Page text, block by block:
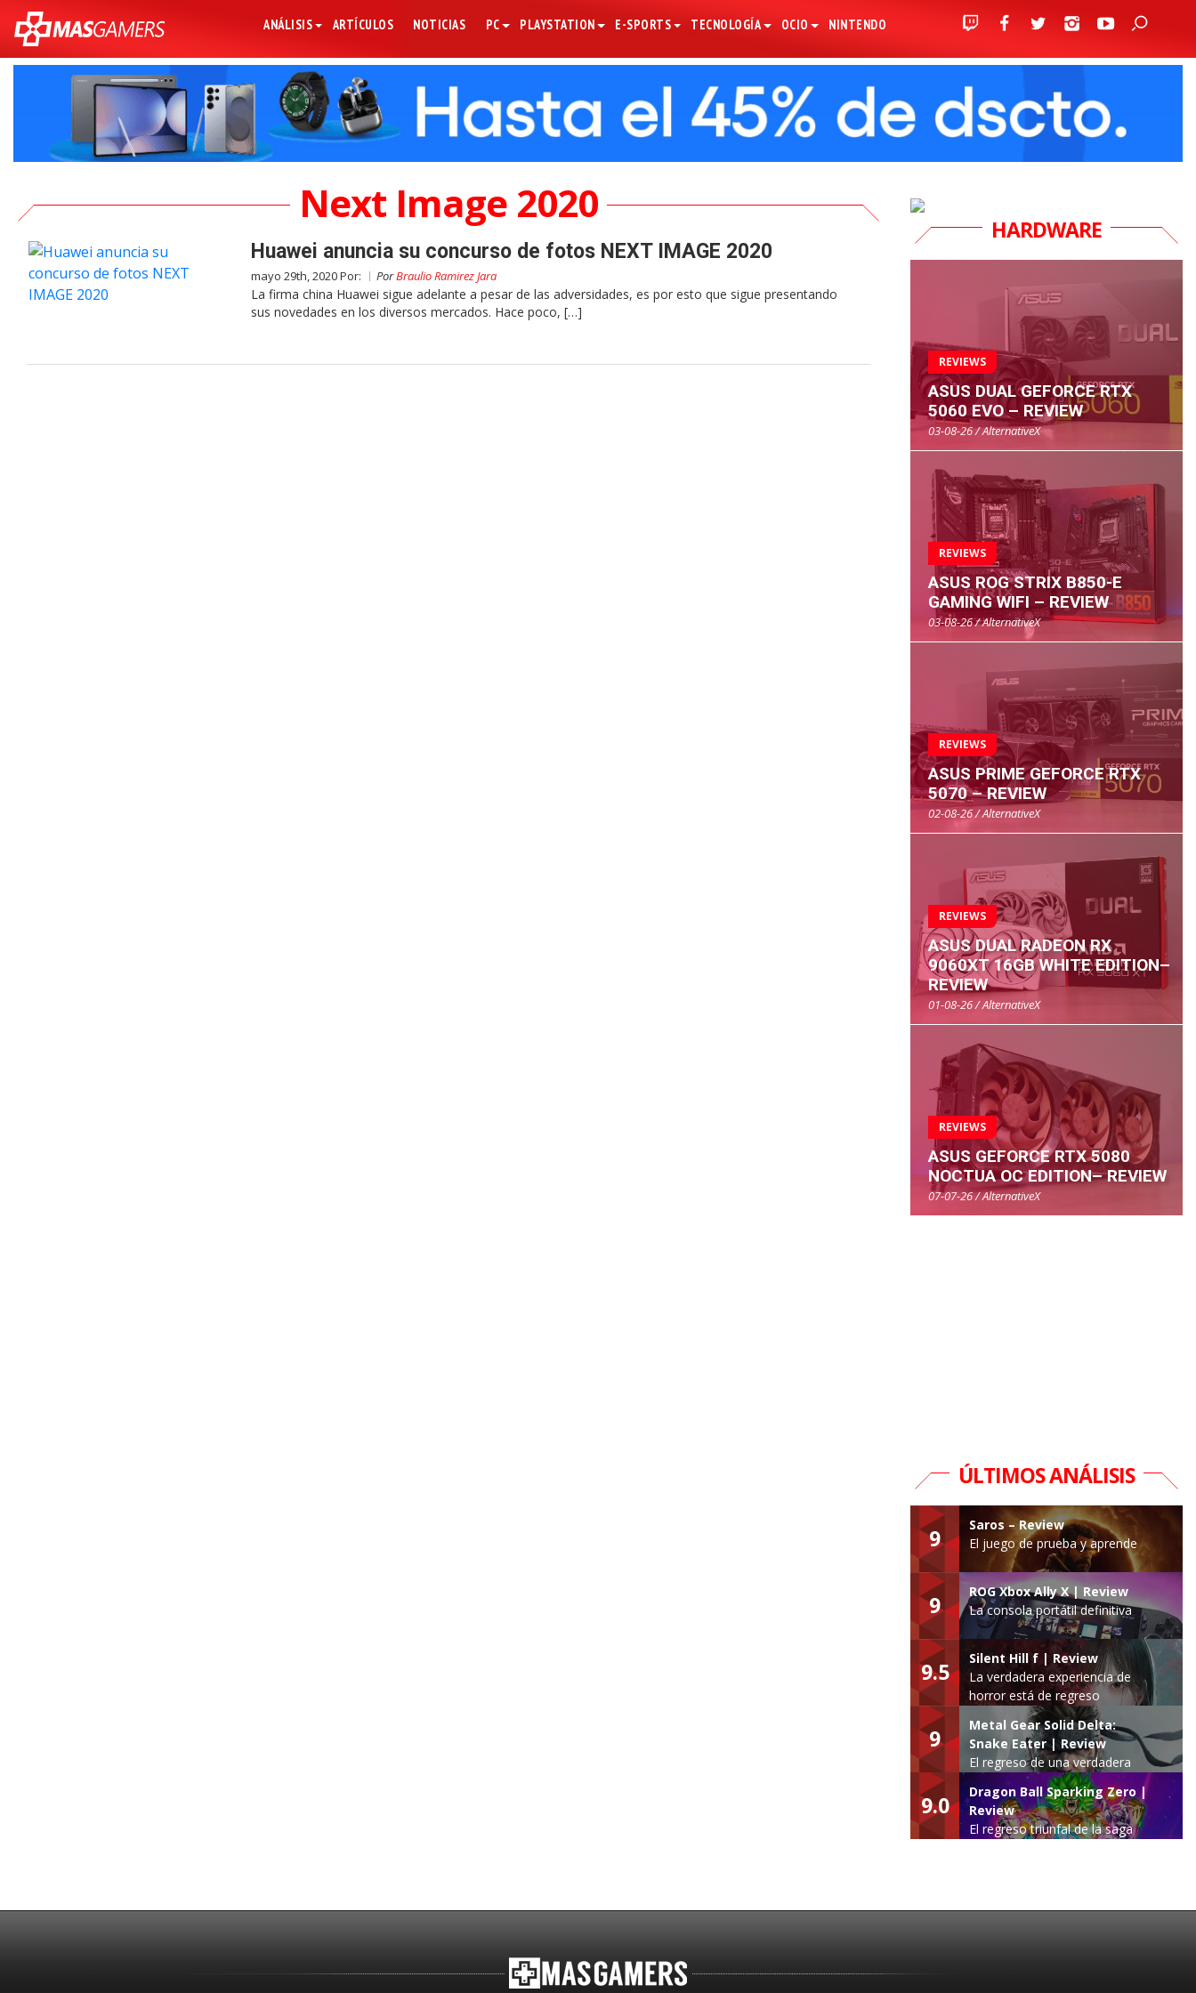
ANÁLISIS ARTÍCULOS NOTICIAS PC PLAYSTATION E-SPORTS TECNOLOGÍA OCIO NINTENDO
Next Image 2020
Huawei anuncia su concurso de fotos NEXT IMAGE 2020
mayo 29th, 2020 Por: PorBraulio Ramirez Jara
La firma china Huawei sigue adelante a pesar de las adversidades, es por esto que sigue presentando
sus novedades en los diversos mercados. Hace poco, […]
HARDWARE
REVIEWS
ASUS DUAL GEFORCE RTX
5060 EVO – REVIEW
03-08-26 / AlternativeX
REVIEWS
ASUS ROG STRIX B850-E
GAMING WIFI – REVIEW
03-08-26 / AlternativeX
REVIEWS
ASUS PRIME GEFORCE RTX
5070 – REVIEW
02-08-26 / AlternativeX
REVIEWS
ASUS DUAL RADEON RX
9060XT 16GB WHITE EDITION–
REVIEW
01-08-26 / AlternativeX
REVIEWS
ASUS GEFORCE RTX 5080
NOCTUA OC EDITION– REVIEW
07-07-26 / AlternativeX
ÚLTIMOS ANÁLISIS
9
Saros – Review
El juego de prueba y aprende
9
ROG Xbox Ally X | Review
La consola portátil definitiva
9.5
Silent Hill f | Review
La verdadera experiencia de
horror está de regreso
9
Metal Gear Solid Delta:
Snake Eater | Review
El regreso de una verdadera
leyenda
9.0
Dragon Ball Sparking Zero |
Review
El regreso triunfal de la saga